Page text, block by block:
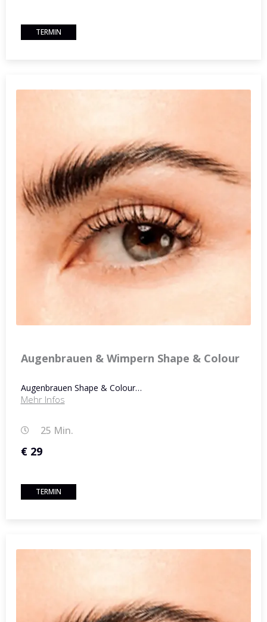
TERMIN
Augenbrauen & Wimpern Shape & Colour
Augenbrauen Shape & Colour…
Mehr Infos
25 Min.
€ 29
TERMIN